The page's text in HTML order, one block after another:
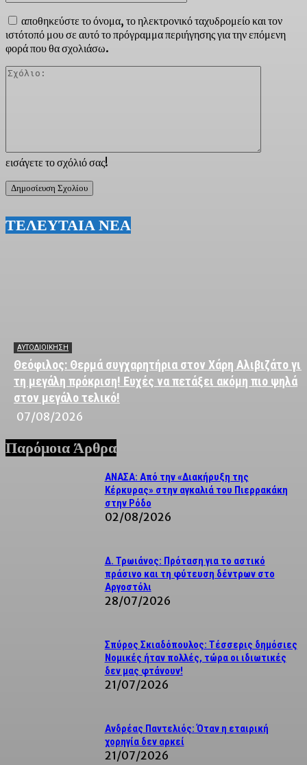
εισάγετε το σχόλιό σας!
αποθηκεύστε το όνομα, το ηλεκτρονικό ταχυδρομείο και τον
ιστότοπό μου σε αυτό το πρόγραμμα περιήγησης για την επόμενη
φορά που θα σχολιάσω.
ΤΕΛΕΥΤΑΙΑ ΝΕΑ
ΑΥΤΟΔΙΟΙΚΗΣΗ
Θεόφιλος: Θερμά συγχαρητήρια στον Χάρη Αλιβιζάτο για
τη μεγάλη πρόκριση! Ευχές να πετάξει ακόμη πιο ψηλά
στον μεγάλο τελικό!
07/08/2026
Παρόμοια Άρθρα
ΑΝΑΣΑ: Από την «Διακήρυξη της
Κέρκυρας» στην αγκαλιά του Πιερρακάκη
στην Ρόδο
02/08/2026
Δ. Τρωιάνος: Πρόταση για το αστικό
πράσινο και τη φύτευση δέντρων στο
Αργοστόλι
28/07/2026
Σπύρος Σκιαδόπουλος: Τέσσερις δημόσιες
Νομικές ήταν πολλές, τώρα οι ιδιωτικές
δεν μας φτάνουν!
21/07/2026
Ανδρέας Παντελιός: Όταν η εταιρική
χορηγία δεν αρκεί
21/07/2026